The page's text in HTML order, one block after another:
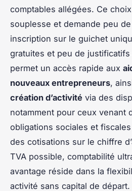
comptables allégées. Ce
souplesse et demande peu
inscription sur le guichet
gratuites et peu de
permet un accès rapide aux
nouveaux entrepreneurs,
création d’activité via des
notamment pour ceux venant
obligations sociales et
des cotisations sur le chiffre
TVA possible, comptabilité
avantage réside dans la
activité sans capital de départ.